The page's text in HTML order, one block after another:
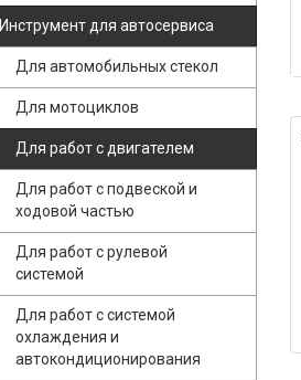
Инструмент для автосервиса
Для автомобильных стекол
Для мотоциклов
Для работ с двигателем
Для работ с подвеской и
ходовой частью
Для работ с рулевой
системой
Для работ с системой
охлаждения и
автокондиционирования